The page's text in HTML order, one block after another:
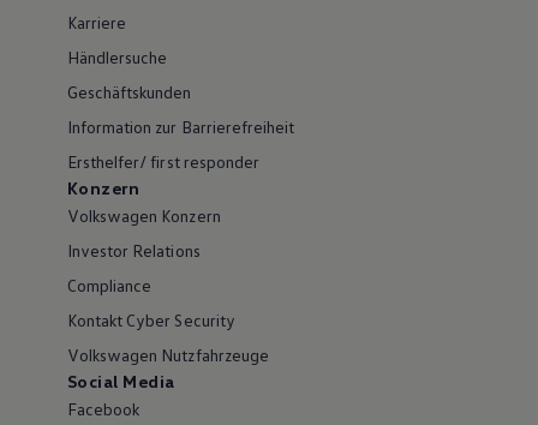
Karriere
Händlersuche
Geschäftskunden
Information zur Barrierefreiheit
Ersthelfer/ first responder
Konzern
Volkswagen Konzern
Investor Relations
Compliance
Kontakt Cyber Security
Volkswagen Nutzfahrzeuge
Social Media
Facebook